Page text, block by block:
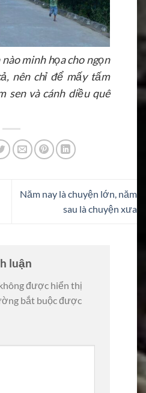
minh họa cho ngọn
nên chỉ để mấy tấm
sen và cánh diều quê
Năm nay là chuyện lớn, năm
sau là chuyện xưa
luận
được hiển thị
bắt buộc được